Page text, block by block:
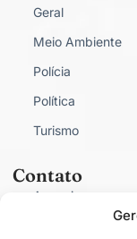
Geral
Meio Ambiente
Polícia
Política
Turismo
Contato
Anunciar